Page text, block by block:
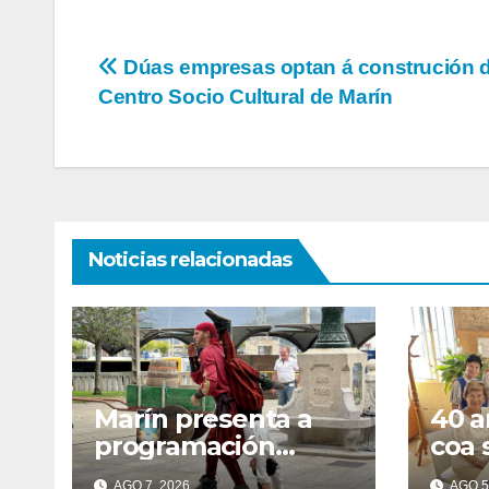
Navegación
entradas
Dúas empresas optan á construción
Centro Socio Cultural de Marín
Noticias relacionadas
Marín presenta a
programación
completa da Festa
AGO 7, 2026
40
coa
por
AGO